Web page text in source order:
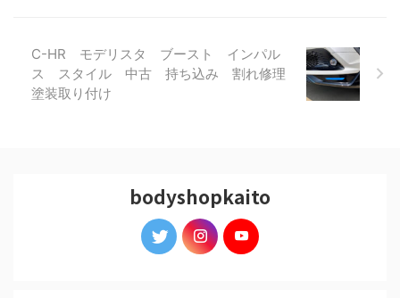
C-HR モデリスタ ブースト インパル
ス スタイル 中古 持ち込み 割れ修理
塗装取り付け
bodyshopkaito